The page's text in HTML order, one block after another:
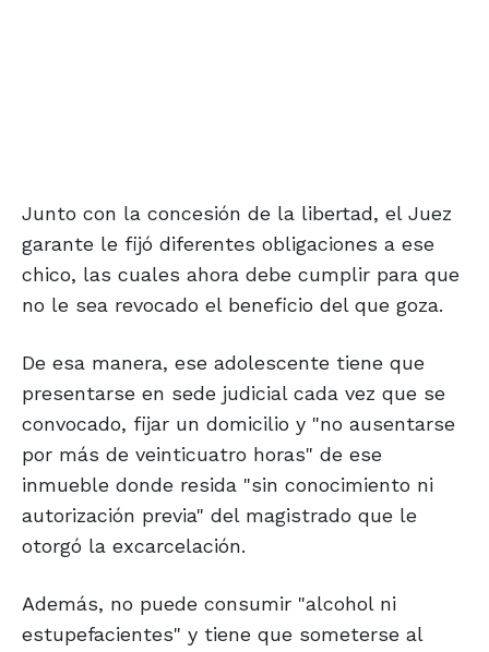
Junto con la concesión de la libertad, el Juez
garante le fijó diferentes obligaciones a ese
chico, las cuales ahora debe cumplir para que
no le sea revocado el beneficio del que goza.
De esa manera, ese adolescente tiene que
presentarse en sede judicial cada vez que se
convocado, fijar un domicilio y "no ausentarse
por más de veinticuatro horas" de ese
inmueble donde resida "sin conocimiento ni
autorización previa" del magistrado que le
otorgó la excarcelación.
Además, no puede consumir "alcohol ni
estupefacientes" y tiene que someterse al